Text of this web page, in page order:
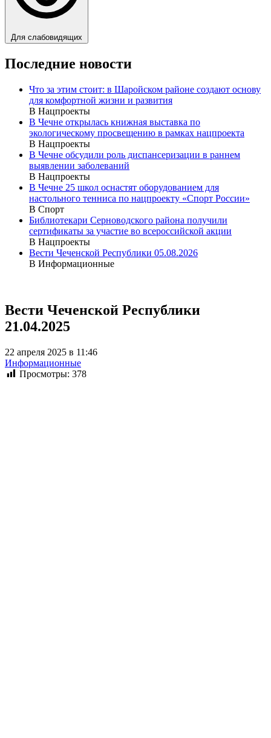
Для слабовидящих
Последние новости
Что за этим стоит: в Шаройском районе создают основу
для комфортной жизни и развития
В Нацпроекты
В Чечне открылась книжная выставка по
экологическому просвещению в рамках нацпроекта
В Нацпроекты
В Чечне обсудили роль диспансеризации в раннем
выявлении заболеваний
В Нацпроекты
В Чечне 25 школ оснастят оборудованием для
настольного тенниса по нацпроекту «Спорт России»
В Спорт
Библиотекари Серноводского района получили
сертификаты за участие во всероссийской акции
В Нацпроекты
Вести Чеченской Республики 05.08.2026
В Информационные
Вести Чеченской Республики
21.04.2025
22 апреля 2025 в 11:46
Информационные
Просмотры: 378